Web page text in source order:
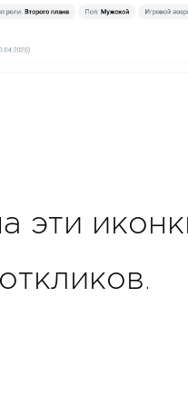
эти